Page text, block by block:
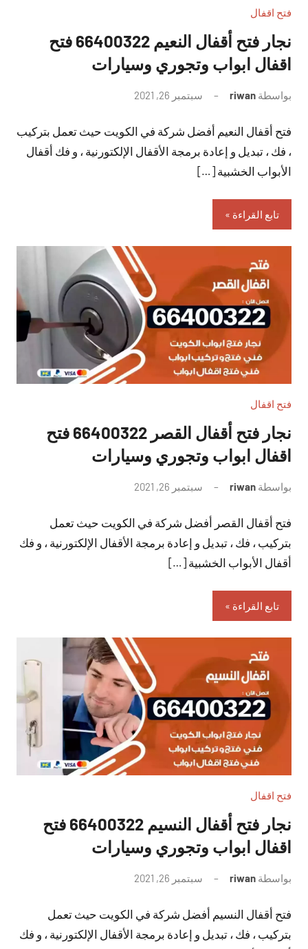
فتح اقفال
نجار فتح أقفال النعيم 66400322 فتح
اقفال ابواب وتجوري وسيارات
بواسطة riwan سبتمبر 26, 2021
تعليقات
فتح أقفال النعيم أفضل شركة في الكويت حيث تعمل بتركيب
، فك ، تبديل و إعادة برمجة الأقفال الإلكتورنية ، و فك أقفال
الأبواب الخشبية […]
تابع القراءة
فتح اقفال
نجار فتح أقفال القصر 66400322 فتح
اقفال ابواب وتجوري وسيارات
بواسطة riwan سبتمبر 26, 2021
تعليقات
فتح أقفال القصر أفضل شركة في الكويت حيث تعمل
بتركيب ، فك ، تبديل و إعادة برمجة الأقفال الإلكتورنية ، و فك
أقفال الأبواب الخشبية […]
تابع القراءة
فتح اقفال
نجار فتح أقفال النسيم 66400322 فتح
اقفال ابواب وتجوري وسيارات
بواسطة riwan سبتمبر 26, 2021
تعليقات
فتح أقفال النسيم أفضل شركة في الكويت حيث تعمل
بتركيب ، فك ، تبديل و إعادة برمجة الأقفال الإلكتورنية ، و فك